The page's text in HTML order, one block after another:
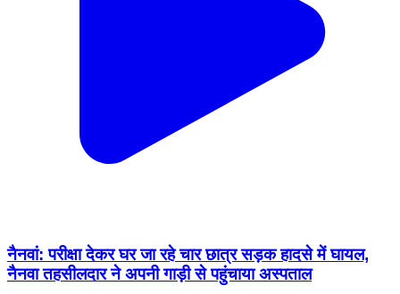
नैनवां: परीक्षा देकर घर जा रहे चार छात्र सड़क हादसे में घायल,
नैनवा तहसीलदार ने अपनी गाड़ी से पहुंचाया अस्पताल